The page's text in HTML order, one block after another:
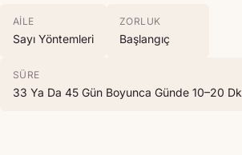
AILE
Sayı Yöntemleri
ZORLUK
Başlangıç
SÜRE
33 Ya Da 45 Gün Boyunca Günde 10–20 Dk